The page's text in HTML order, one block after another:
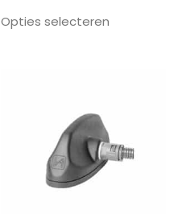
Opties selecteren